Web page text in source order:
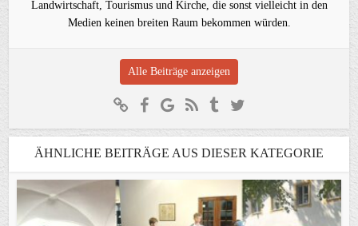
Landwirtschaft, Tourismus und Kirche, die sonst vielleicht in den
Medien keinen breiten Raum bekommen würden.
Alle Beiträge anzeigen
ÄHNLICHE BEITRÄGE AUS DIESER KATEGORIE